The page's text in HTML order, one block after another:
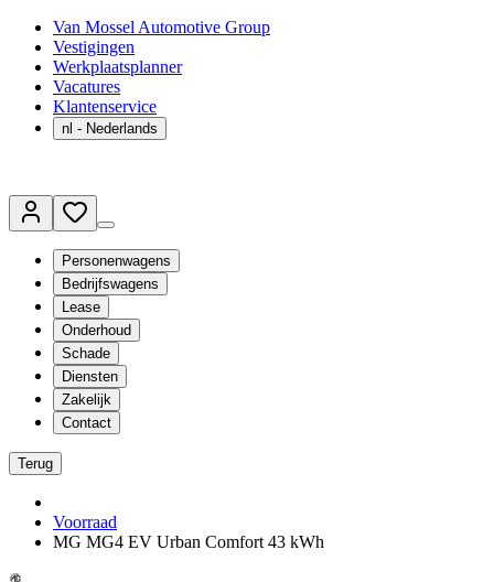
Van Mossel Automotive Group
Vestigingen
Werkplaatsplanner
Vacatures
Klantenservice
nl - Nederlands
Personenwagens
Bedrijfswagens
Lease
Onderhoud
Schade
Diensten
Zakelijk
Contact
Terug
Voorraad
MG MG4 EV Urban Comfort 43 kWh